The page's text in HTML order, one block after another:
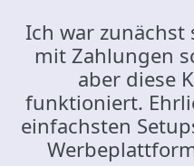
Ich war zunächst
mit Zahlungen
aber diese
funktioniert.
einfachsten